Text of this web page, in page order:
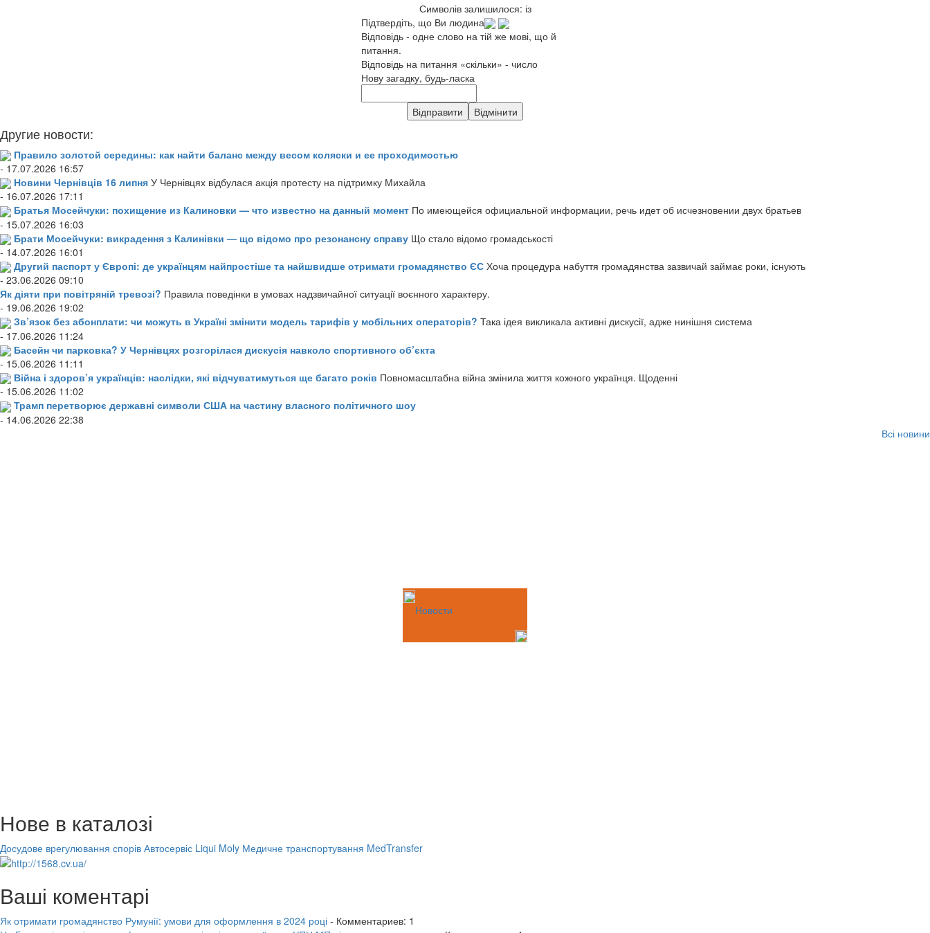
Символів залишилося: із
Підтвердіть, що Ви людина
Відповідь - одне слово на тій же мові, що й
питання.
Відповідь на питання «скільки» - число
Нову загадку, будь-ласка
Другие новости:
Правило золотой середины: как найти баланс между весом коляски и ее проходимостью
- 17.07.2026 16:57
Новини Чернівців 16 липня У Чернівцях відбулася акція протесту на підтримку Михайла
- 16.07.2026 17:11
Братья Мосейчуки: похищение из Калиновки — что известно на данный момент По имеющейся официальной информации, речь идет об исчезновении двух братьев
- 15.07.2026 16:03
Брати Мосейчуки: викрадення з Калинівки — що відомо про резонансну справу Що стало відомо громадськості
- 14.07.2026 16:01
Другий паспорт у Європі: де українцям найпростіше та найшвидше отримати громадянство ЄС Хоча процедура набуття громадянства зазвичай займає роки, існують
- 23.06.2026 09:10
Як діяти при повітряній тревозі? Правила поведінки в умовах надзвичайної ситуації воєнного характеру.
- 19.06.2026 19:02
Зв’язок без абонплати: чи можуть в Україні змінити модель тарифів у мобільних операторів? Така ідея викликала активні дискусії, адже нинішня система
- 17.06.2026 11:24
Басейн чи парковка? У Чернівцях розгорілася дискусія навколо спортивного об’єкта
- 15.06.2026 11:11
Війна і здоров’я українців: наслідки, які відчуватимуться ще багато років Повномасштабна війна змінила життя кожного українця. Щоденні
- 15.06.2026 11:02
Трамп перетворює державні символи США на частину власного політичного шоу
- 14.06.2026 22:38
Всі новини
Новости
Нове в каталозі
Досудове врегулювання спорів Автосервіс Liqui Moly Медичне транспортування MedTransfer
Ваші коментарі
Як отримати громадянство Румунії: умови для оформлення в 2024 році - Комментариев: 1